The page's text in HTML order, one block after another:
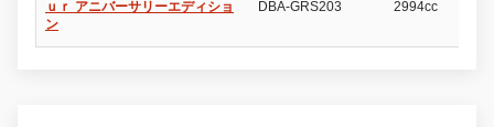
ｕｒ アニバーサリーエディショ
ン
DBA-GRS203 2994cc